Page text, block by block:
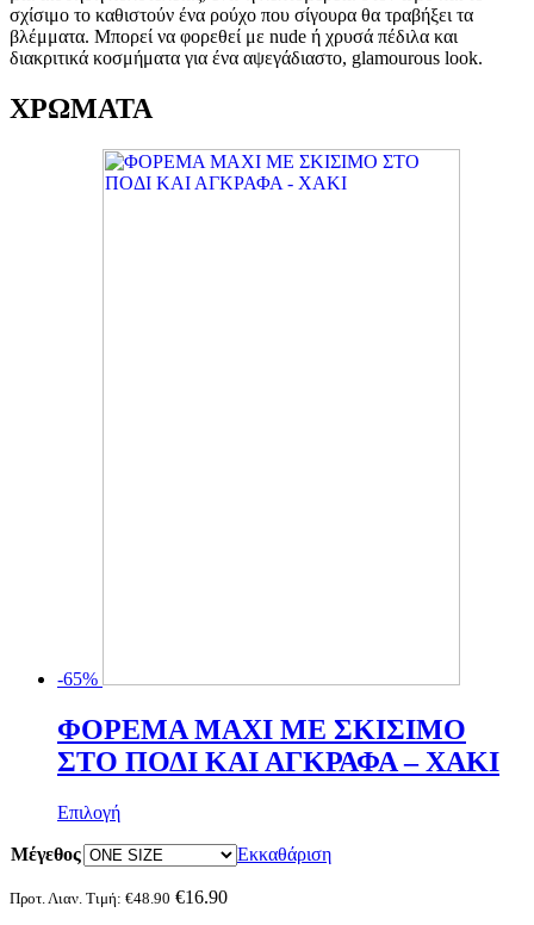
σχίσιμο το καθιστούν ένα ρούχο που σίγουρα θα τραβήξει τα
βλέμματα. Μπορεί να φορεθεί με nude ή χρυσά πέδιλα και
διακριτικά κοσμήματα για ένα αψεγάδιαστο, glamourous look.
ΧΡΩΜΑΤΑ
-65%
ΦΟΡΕΜΑ ΜΑΧΙ ΜΕ ΣΚΙΣΙΜΟ
ΣΤΟ ΠΟΔΙ ΚΑΙ ΑΓΚΡΑΦΑ – ΧΑΚΙ
ΕπιλογήΑυτό
προϊόν
πολλαπλές
Μέγεθος Εκκαθάριση
Προτ. Λιαν. Τιμή: €48.90 €16.90